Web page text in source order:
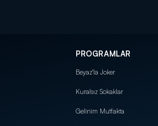
PROGRAMLAR
Beyaz'la Joker
Kuralsız Sokaklar
Gelinim Mutfakta